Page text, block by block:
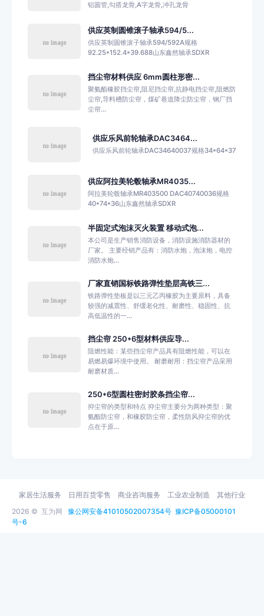
铝圆管,勾搭龙骨,A字龙骨,冲孔龙骨
供应英制圆锥滚子轴承594/5...
供应英制圆锥滚子轴承594/592A规格
92.25*152.4*39.688山东鑫然轴承SDXR
挡尘帘材料供应 6mm圆柱形密...
聚氨酯橡胶挡尘帘,阻尼挡尘帘,抗静电挡尘帘,阻燃防
尘帘,导料槽防尘帘，煤矿巷道降尘防尘帘，钢厂挡
尘帘...
供应乐风前轮轴承DAC3464...
供应乐风前轮轴承DAC34640037规格34*64*37
供应阿拉美轮毂轴承MR4035...
阿拉美轮毂轴承MR403500 DAC40740036规格
40*74*36山东鑫然轴承SDXR
半固定式泡沫灭火装置 移动式泡...
本公司是生产销售消防设备，消防设施消防器材的
厂家。 主要经销产品有：消防水炮，泡沫炮，电控
消防水炮...
厂家直销国标铁路弹性垫层高铁三...
铁路弹性垫板是以三元乙丙橡胶为主要原料，具备
较强的减震性、舒缓老化性、耐磨性、稳固性、抗
高低温性的一...
挡尘帘 250*6型材料供应导...
阻燃性能：某些挡尘帘产品具有阻燃性能，可以在
易燃易爆环境中使用。 耐磨耐用：挡尘帘产品采用
耐磨材质...
250*6型圆柱密封胶条挡尘帘...
抑尘帘的类型和特点 抑尘帘主要分为两种类型：聚
氨酯防尘帘，和橡胶防尘帘，柔性防风抑尘帘的优
点在于原...
2026 © 互为网 豫公网安备41010502007354号 豫ICP备05000101
号-6
家居生活服务 日用百货零售 商业咨询服务 工业农业制造 其他行业